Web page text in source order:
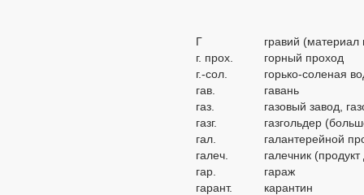
Г
гравий (материал
г. прох.
горный проход
г.-сол.
горько-соленая
гав.
гавань
газ.
газовый завод,
газг.
газгольдер
гал.
галантерейной
галеч.
галечник
гар.
гараж
гарант.
карантин